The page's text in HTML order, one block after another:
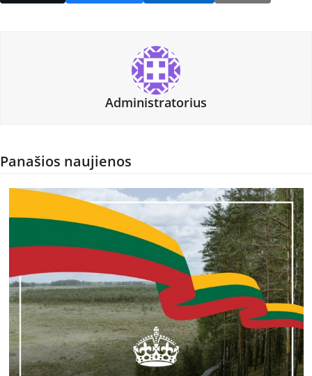
Administratorius
Panašios naujienos